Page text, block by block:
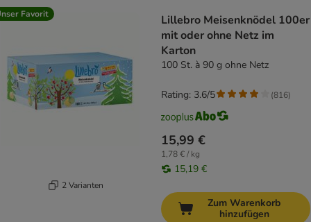
product items have been changed
Favorit
2 Varianten
Lillebro Meisenknödel 100er
mit oder ohne Netz im
Karton
100 St. à 90 g ohne Netz
15,99 €
1,78 € / kg
15,19 €
Rating: 3.6/5 (816)
Zum Warenkorb
hinzufügen